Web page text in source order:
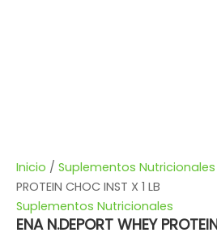
Inicio / Suplementos Nutricionales
PROTEIN CHOC INST X 1 LB
Suplementos Nutricionales
ENA N.DEPORT WHEY